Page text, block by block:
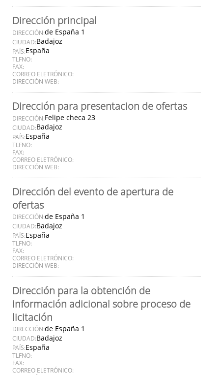
Dirección principal
DIRECCIÓN:de España 1
CIUDAD:Badajoz
PAÍS:España
TLFNO:
FAX:
CORREO ELETRÓNICO:
DIRECCIÓN WEB:
Dirección para presentacion de ofertas
DIRECCIÓN:Felipe checa 23
CIUDAD:Badajoz
PAÍS:España
TLFNO:
FAX:
CORREO ELETRÓNICO:
DIRECCIÓN WEB:
Dirección del evento de apertura de
ofertas
DIRECCIÓN:de España 1
CIUDAD:Badajoz
PAÍS:España
TLFNO:
FAX:
CORREO ELETRÓNICO:
DIRECCIÓN WEB:
Dirección para la obtención de
información adicional sobre proceso de
licitación
DIRECCIÓN:de España 1
CIUDAD:Badajoz
PAÍS:España
TLFNO:
FAX:
CORREO ELETRÓNICO: